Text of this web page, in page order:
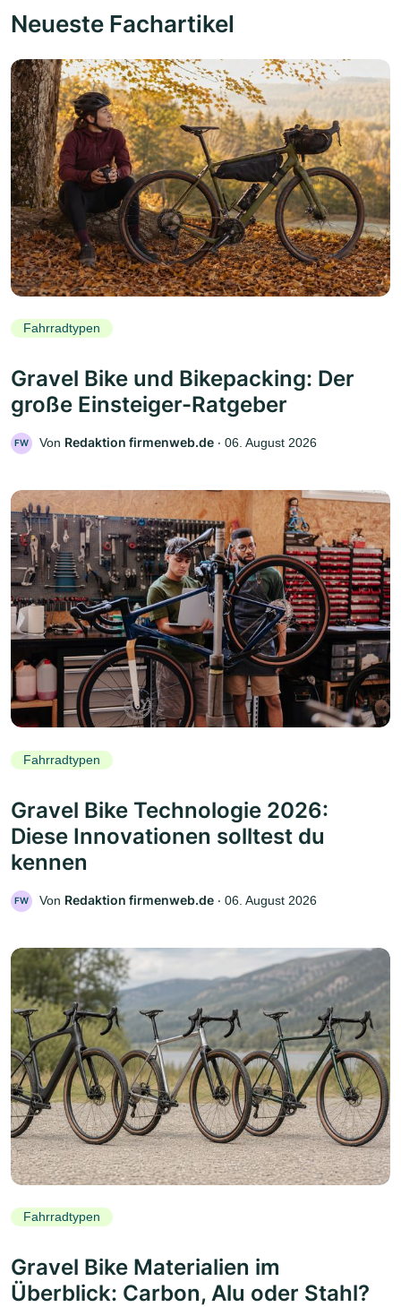
Neueste Fachartikel
Fahrradtypen
Gravel Bike und Bikepacking: Der
große Einsteiger-Ratgeber
FW Von Redaktion firmenweb.de ‧ 06. August 2026
Fahrradtypen
Gravel Bike Technologie 2026:
Diese Innovationen solltest du
kennen
FW Von Redaktion firmenweb.de ‧ 06. August 2026
Fahrradtypen
Gravel Bike Materialien im
Überblick: Carbon, Alu oder Stahl?